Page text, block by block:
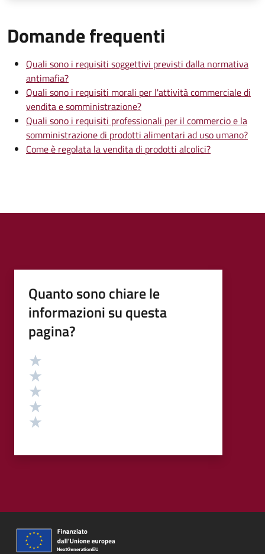
Domande frequenti
Quali sono i requisiti soggettivi previsti dalla normativa
antimafia?
Quali sono i requisiti morali per l'attività commerciale di
vendita e somministrazione?
Quali sono i requisiti professionali per il commercio e la
somministrazione di prodotti alimentari ad uso umano?
Come è regolata la vendita di prodotti alcolici?
Quanto sono chiare le
informazioni su questa
pagina?
Valutazione